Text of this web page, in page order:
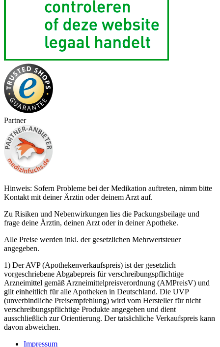
Partner
Hinweis: Sofern Probleme bei der Medikation auftreten, nimm bitte
Kontakt mit deiner Ärztin oder deinem Arzt auf.
Zu Risiken und Nebenwirkungen lies die Packungsbeilage und
frage deine Ärztin, deinen Arzt oder in deiner Apotheke.
Alle Preise werden inkl. der gesetzlichen Mehrwertsteuer
angegeben.
1) Der AVP (Apothekenverkaufspreis) ist der gesetzlich
vorgeschriebene Abgabepreis für verschreibungspflichtige
Arzneimittel gemäß Arzneimittelpreisverordnung (AMPreisV) und
gilt einheitlich für alle Apotheken in Deutschland. Die UVP
(unverbindliche Preisempfehlung) wird vom Hersteller für nicht
verschreibungspflichtige Produkte angegeben und dient
ausschließlich zur Orientierung. Der tatsächliche Verkaufspreis kann
davon abweichen.
Impressum